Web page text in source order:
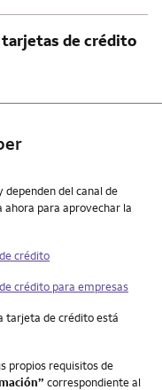
tarjetas de crédito
del canal de
ahora para aprovechar la
crédito
crédito para empresas
tarjeta de crédito está
propios requisitos de
correspondiente al